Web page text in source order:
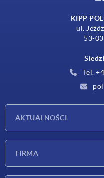
KIPP
ul.
53-
Tel.
AKTUALNOŚCI
FIRMA